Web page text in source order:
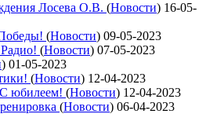
Лосева О.В. (Новости) 16-05-
(Новости) 09-05-2023
(Новости) 07-05-2023
) 01-05-2023
(Новости) 12-04-2023
юбилеем! (Новости) 12-04-2023
(Новости) 06-04-2023